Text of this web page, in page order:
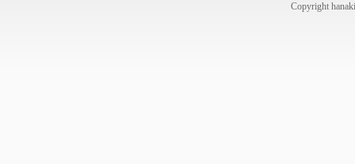
Copyright